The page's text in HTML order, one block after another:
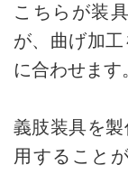
こちらが装
が、曲げ加
に合わせます
義肢装具を
用すること